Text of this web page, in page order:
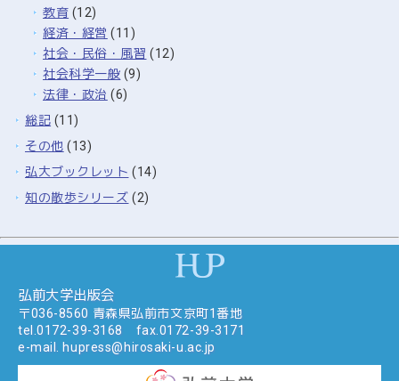
教育 (12)
経済・経営 (11)
社会・民俗・風習 (12)
社会科学一般 (9)
法律・政治 (6)
総記 (11)
その他 (13)
弘大ブックレット (14)
知の散歩シリーズ (2)
弘前大学出版会
〒036-8560 青森県弘前市文京町1番地
tel.0172-39-3168
fax.0172-39-3171
e-mail. hupress@hirosaki-u.ac.jp